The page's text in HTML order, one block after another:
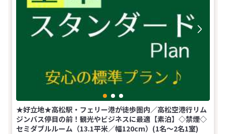
★好立地★高松駅・フェリー港が徒歩圏内／高松空港行リム
ジンバス停目の前！観光やビジネスに最適【素泊】◇禁煙◇
セミダブルルーム（13.1平米／幅120cm）(1名～2名1室)